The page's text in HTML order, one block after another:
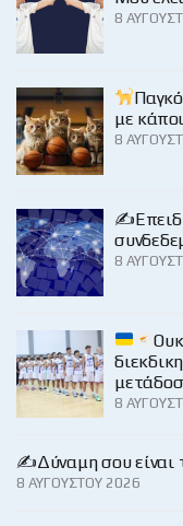
8
με
8
8
8
✍️Δύναμη σου είναι
8 ΑΥΓΟΎΣΤΟΥ 2026